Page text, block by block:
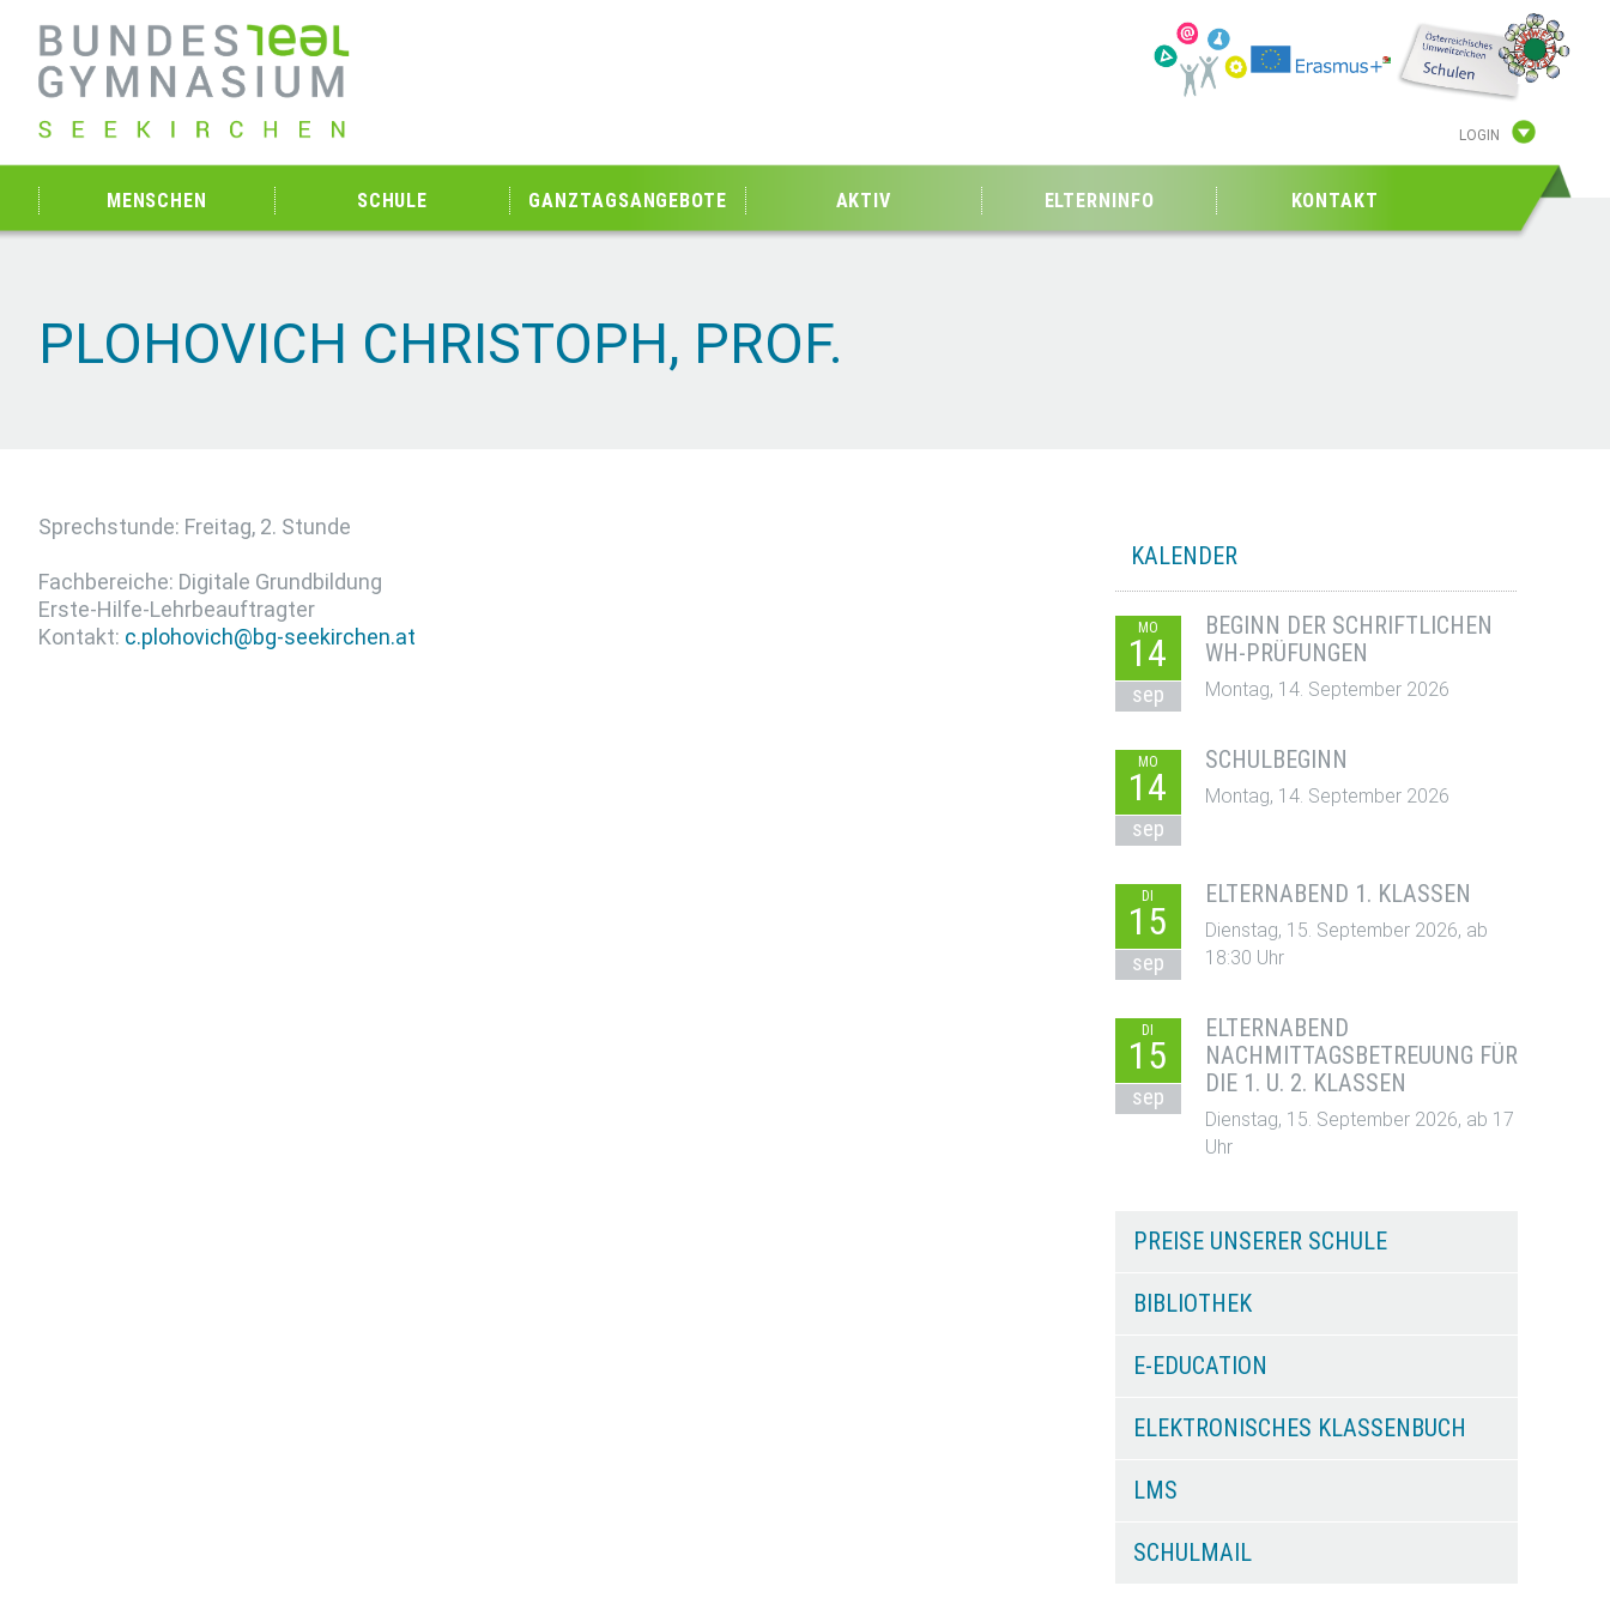
LOGIN
MENSCHEN SCHULE GANZTAGSANGEBOTE AKTIV ELTERNINFO KONTAKT
PLOHOVICH CHRISTOPH, PROF.
Sprechstunde: Freitag, 2. Stunde
Fachbereiche: Digitale Grundbildung
Erste-Hilfe-Lehrbeauftragter
Kontakt: c.plohovich@bg-seekirchen.at
KALENDER
MO
14
sep
BEGINN DER SCHRIFTLICHEN
WH-PRÜFUNGEN
Montag, 14. September 2026
MO
14
sep
SCHULBEGINN
Montag, 14. September 2026
DI
15
sep
ELTERNABEND 1. KLASSEN
Dienstag, 15. September 2026, ab
18:30 Uhr
DI
15
sep
ELTERNABEND
NACHMITTAGSBETREUUNG FÜR
DIE 1. U. 2. KLASSEN
Dienstag, 15. September 2026, ab 17
Uhr
PREISE UNSERER SCHULE
BIBLIOTHEK
E-EDUCATION
ELEKTRONISCHES KLASSENBUCH
LMS
SCHULMAIL